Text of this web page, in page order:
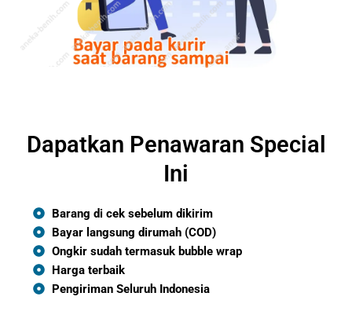
Dapatkan Penawaran Special
Ini
Barang di cek sebelum dikirim
Bayar langsung dirumah (COD)
Ongkir sudah termasuk bubble wrap
Harga terbaik
Pengiriman Seluruh Indonesia